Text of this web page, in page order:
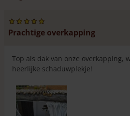
Frans schapenhek 120 cm hoog is
We adviseren het schapenhek met
mmtegen de paal te bevestigen.
houden. Mocht uw voorkeur toch
gebruik dan RVS- of verzinkte
het hout tast metaal aan en kan
U heeft bij deze hoogtemaat de
latafstanden. Hiermee bedoelen
Prachtige overkapping
Top als dak van onze overkapping,
heerlijke schaduwplekje!